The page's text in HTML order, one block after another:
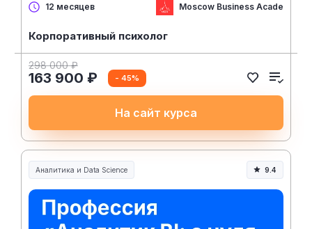
12 месяцев Moscow Business Academy
Корпоративный психолог
298 000 ₽
163 900 ₽ - 45%
На сайт курса
Аналитика и Data Science 9.4